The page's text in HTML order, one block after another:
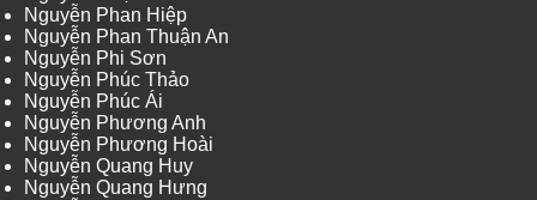
Nguyễn Phan Hiệp
Nguyễn Phan Thuận An
Nguyễn Phi Sơn
Nguyễn Phúc Thảo
Nguyễn Phúc Ái
Nguyễn Phương Anh
Nguyễn Phương Hoài
Nguyễn Quang Huy
Nguyễn Quang Hưng